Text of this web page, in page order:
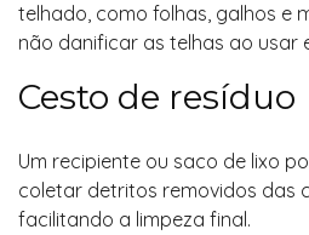
telhado, como folhas, galhos e
não danificar as telhas ao usar
Cesto de resíduo
Um recipiente ou saco de lixo
coletar detritos removidos das
facilitando a limpeza final.